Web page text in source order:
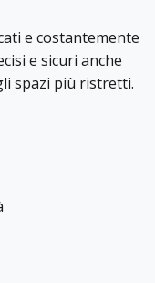
e costantemente
e sicuri anche
spazi più ristretti.